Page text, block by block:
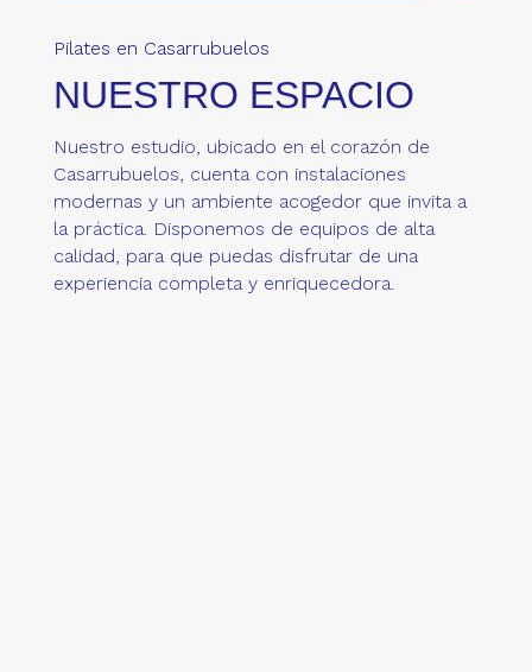
Pilates en Casarrubuelos
NUESTRO ESPACIO
Nuestro estudio, ubicado en el corazón de
Casarrubuelos, cuenta con instalaciones
modernas y un ambiente acogedor que invita a
la práctica. Disponemos de equipos de alta
calidad, para que puedas disfrutar de una
experiencia completa y enriquecedora.